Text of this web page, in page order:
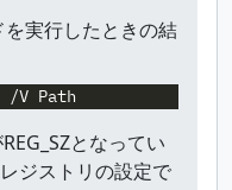
実行したときの結
/V Path
となってい
ジストリの設定で